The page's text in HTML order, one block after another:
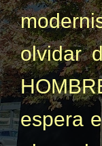
olvidar
espera